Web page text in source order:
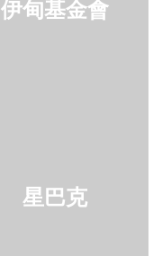
伊甸基金會
星巴克